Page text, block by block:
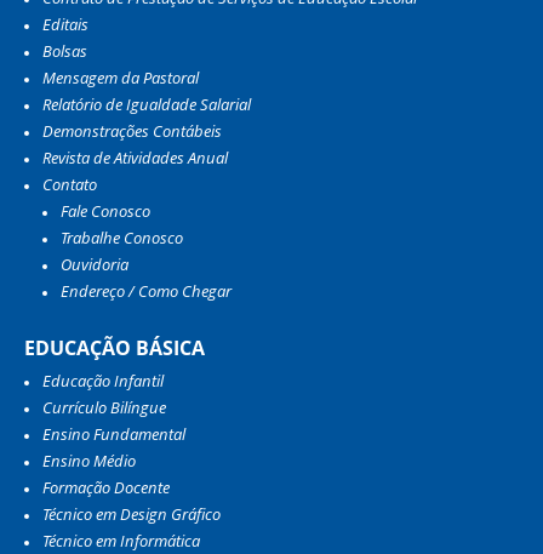
Editais
Bolsas
Mensagem da Pastoral
Relatório de Igualdade Salarial
Demonstrações Contábeis
Revista de Atividades Anual
Contato
Fale Conosco
Trabalhe Conosco
Ouvidoria
Endereço / Como Chegar
EDUCAÇÃO BÁSICA
Educação Infantil
Currículo Bilíngue
Ensino Fundamental
Ensino Médio
Formação Docente
Técnico em Design Gráfico
Técnico em Informática